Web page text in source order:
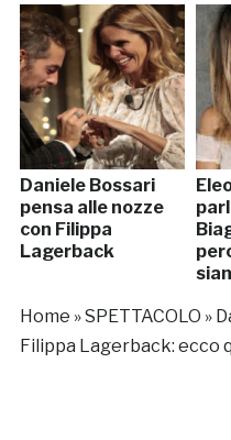
Daniele Bossari
pensa alle nozze
con Filippa
Lagerback
Home »SPETTACOLO »
Filippa Lagerback: ecco